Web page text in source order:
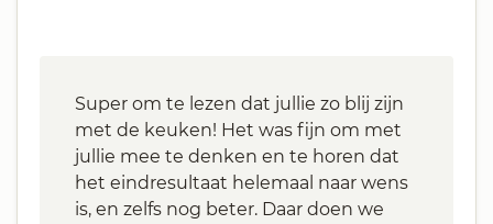
Super om te lezen dat jullie zo blij zijn
met de keuken! Het was fijn om met
jullie mee te denken en te horen dat
het eindresultaat helemaal naar wens
is, en zelfs nog beter. Daar doen we